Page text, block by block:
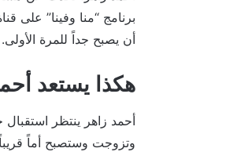
برنامج “منا وفينا” على
أن يصبح جداً للمرة الأولى.
هكذا يستعد
أحمد زاهر ينتظر
وتزوجت وستصبح أماً